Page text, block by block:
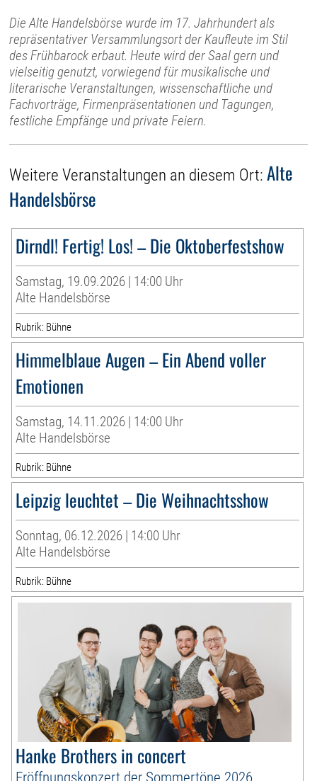
Die Alte Handelsbörse wurde im 17. Jahrhundert als
repräsentativer Versammlungsort der Kaufleute im Stil
des Frühbarock erbaut. Heute wird der Saal gern und
vielseitig genutzt, vorwiegend für musikalische und
literarische Veranstaltungen, wissenschaftliche und
Fachvorträge, Firmenpräsentationen und Tagungen,
festliche Empfänge und private Feiern.
Weitere Veranstaltungen an diesem Ort:Alte
Handelsbörse
Dirndl! Fertig! Los! – Die Oktoberfestshow
Samstag, 19.09.2026 | 14:00 Uhr
Alte Handelsbörse
Rubrik: Bühne
Himmelblaue Augen – Ein Abend voller
Emotionen
Samstag, 14.11.2026 | 14:00 Uhr
Alte Handelsbörse
Rubrik: Bühne
Leipzig leuchtet – Die Weihnachtsshow
Sonntag, 06.12.2026 | 14:00 Uhr
Alte Handelsbörse
Rubrik: Bühne
Hanke Brothers in concert
Eröffnungskonzert der Sommertöne 2026